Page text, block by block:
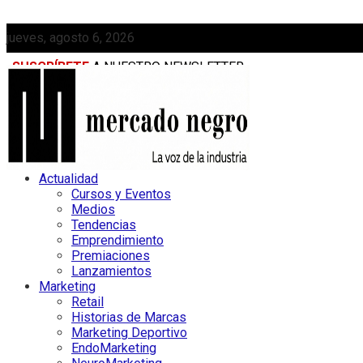
jueves, agosto 6, 2026
SUSCRÍBETE A NUESTRO NEWSLETTER
MEDIAKIT
Actualidad
Cursos y Eventos
Medios
Tendencias
Emprendimiento
Premiaciones
Lanzamientos
Marketing
Retail
Historias de Marcas
Marketing Deportivo
EndoMarketing